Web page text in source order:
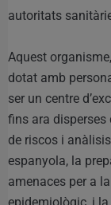
autoritats
Aquest
dotat amb
ser un centre
fins ara
de riscos i
espanyola, la
amenaces per a
epidemiològic, i la